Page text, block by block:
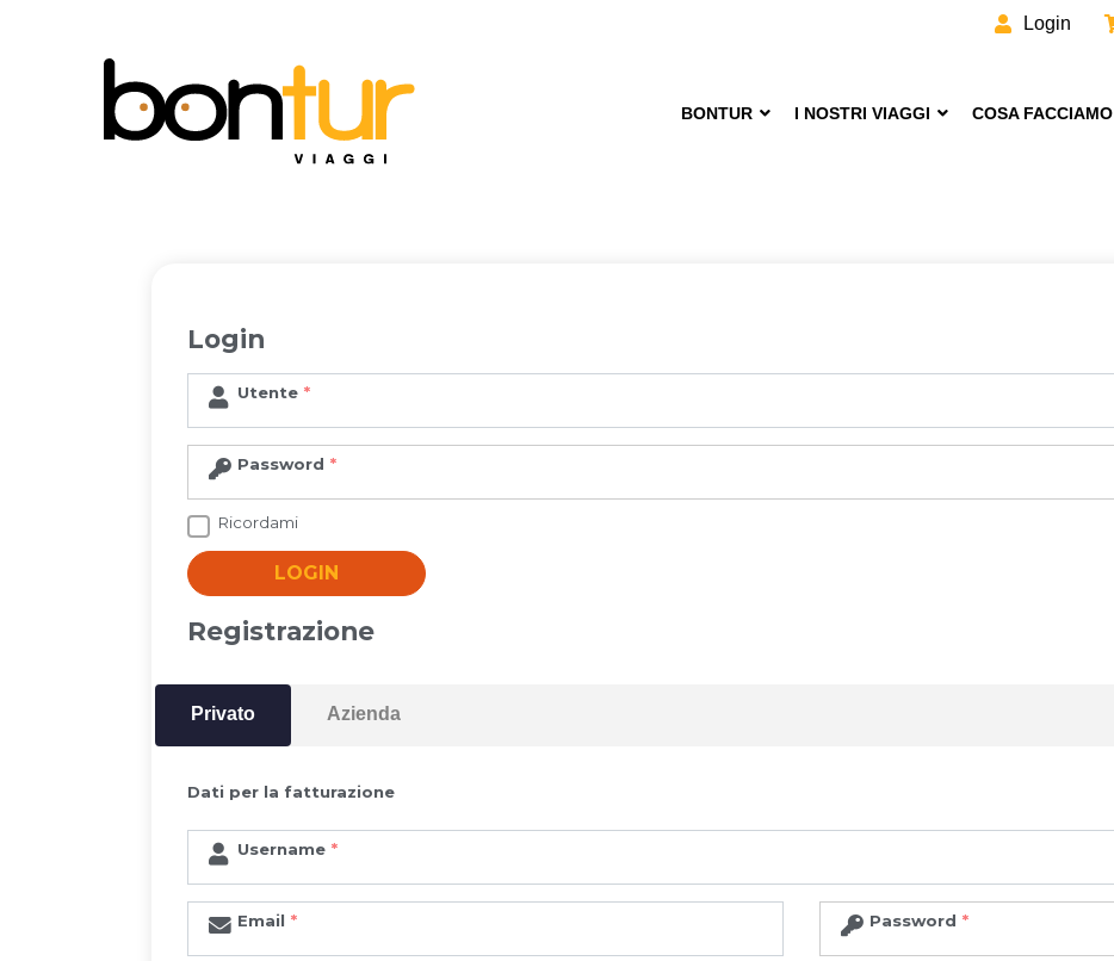
Login
BONTUR I NOSTRI VIAGGI COSA FACCIAMO
Login
Utente
Password
Ricordami
LOGIN
Registrazione
Privato Azienda
Dati per la fatturazione
Username
Email Password